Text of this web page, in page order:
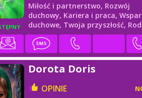
Miłość i partnerstwo, Rozwój
duchowy, Kariera i praca,
duchowe, Twoja przyszłość,
i przyjaciele
Dorota Doris
OPINIE